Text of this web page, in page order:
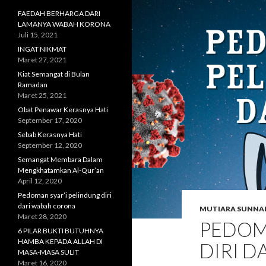
MUTIARA
DIRI
FAEDAH BERHARGA DARI
LAMANYA WABAH KORONA
Juli 15, 2021
INGAT NIKMAT
Maret 27, 2021
Kiat Semangat di Bulan
Ramadan
Maret 25, 2021
Obat Penawar Kerasnya Hati
September 17, 2020
Sebab Kerasnya Hati
September 12, 2020
Semangat Membara Dalam
Mengkhatamkan Al-Qur’an
April 12, 2020
Pedoman syar’i pelindung diri
dari wabah corona
Maret 28, 2020
6 PILAR BUKTI BUTUHNYA
HAMBA KEPADA ALLAH DI
MASA-MASA SULIT
Maret 16, 2020